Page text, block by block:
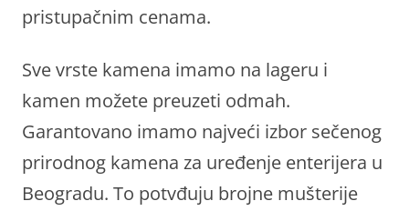
pristupačnim cenama.
Sve vrste kamena imamo na lageru i
kamen možete preuzeti odmah.
Garantovano imamo najveći izbor sečenog
prirodnog kamena za uređenje enterijera u
Beogradu. To potvđuju brojne mušterije